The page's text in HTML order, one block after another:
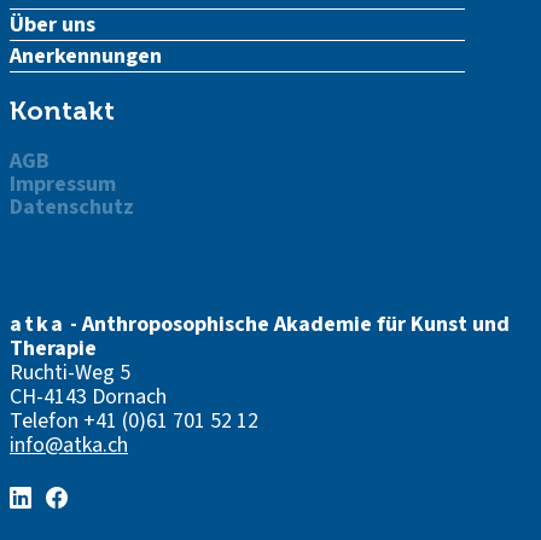
Über uns
Anerkennungen
Kontakt
AGB
Impressum
Datenschutz
atka - Anthroposophische Akademie für Kunst und
Therapie
Ruchti-Weg 5
CH-4143 Dornach
Telefon +41 (0)61 701 52 12
info@atka.ch